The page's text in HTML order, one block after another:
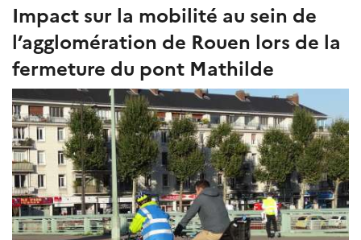
Impact sur la mobilité au sein de
l’agglomération de Rouen lors de la
fermeture du pont Mathilde